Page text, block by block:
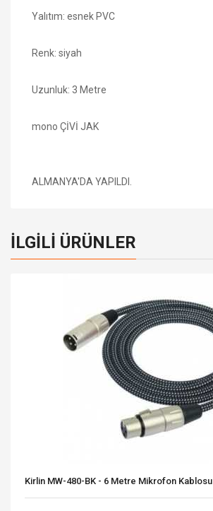
Yalıtım: esnek PVC
Renk: siyah
Uzunluk: 3 Metre
mono ÇİVİ JAK
ALMANYA'DA YAPILDI.
İLGILI ÜRÜNLER
Kirlin MW-480-BK - 6 Metre Mikrofon Kablosu